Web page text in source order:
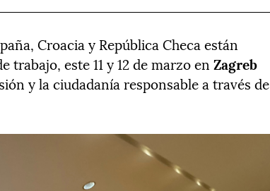
Croacia y República Checa están
trabajo, este 11 y 12 de marzo enZagreb
y la ciudadanía responsable a través de